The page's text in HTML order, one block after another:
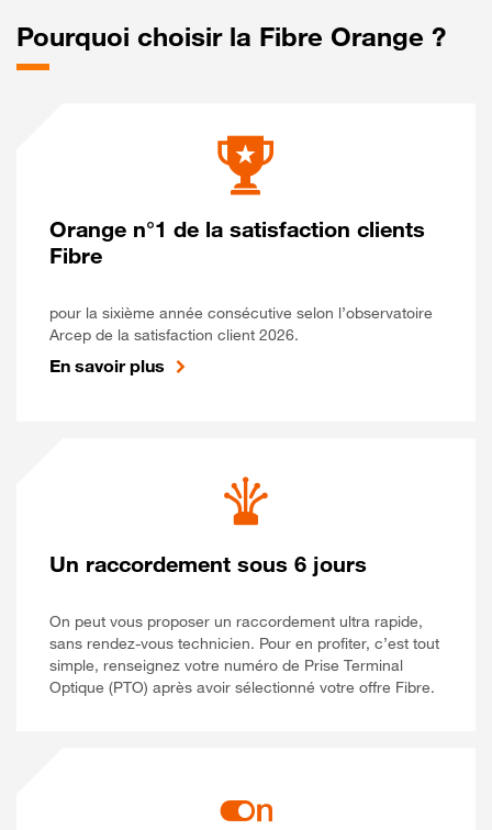
Pourquoi choisir la Fibre Orange ?
Orange n°1 de la satisfaction clients
Fibre
pour la sixième année consécutive selon l’observatoire
Arcep de la satisfaction client 2026.
En savoir plus
Un raccordement sous 6 jours
On peut vous proposer un raccordement ultra rapide,
sans rendez-vous technicien. Pour en profiter, c’est tout
simple, renseignez votre numéro de Prise Terminal
Optique (PTO) après avoir sélectionné votre offre Fibre.